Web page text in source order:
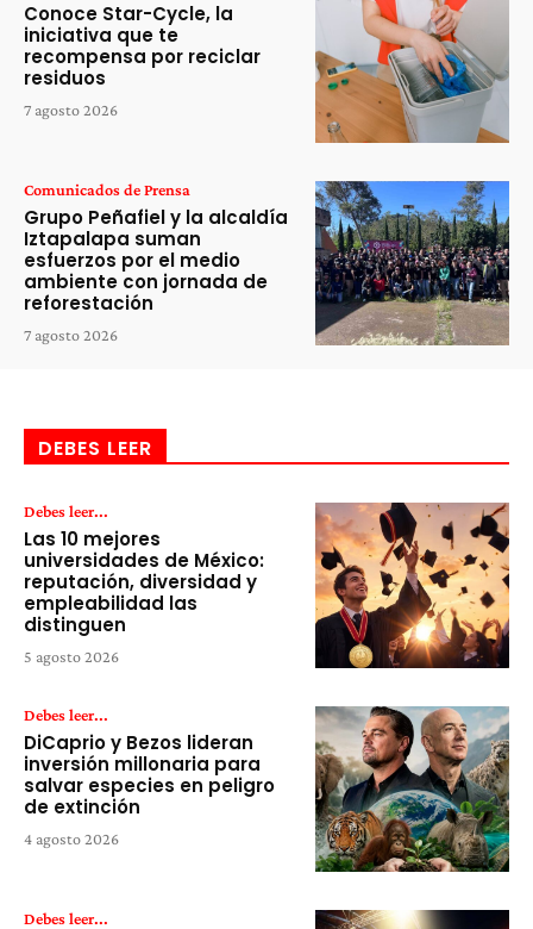
Conoce Star-Cycle, la
iniciativa que te
recompensa por reciclar
residuos
7 agosto 2026
Comunicados de Prensa
Grupo Peñafiel y la alcaldía
Iztapalapa suman
esfuerzos por el medio
ambiente con jornada de
reforestación
7 agosto 2026
DEBES LEER
Debes leer...
Las 10 mejores
universidades de México:
reputación, diversidad y
empleabilidad las
distinguen
5 agosto 2026
Debes leer...
DiCaprio y Bezos lideran
inversión millonaria para
salvar especies en peligro
de extinción
4 agosto 2026
Debes leer...